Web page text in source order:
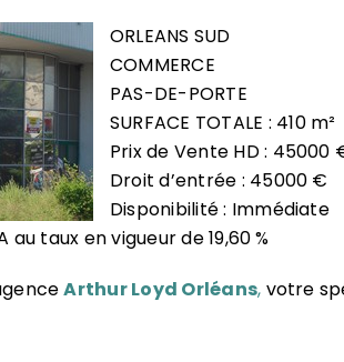
ORLEANS SUD
COMMERCE
PAS-DE-PORTE
SURFACE TOTALE : 410 m²
Prix de Vente HD : 45000
Droit d’entrée : 45000 €
Disponibilité : Immédiate
au taux en vigueur de 19,60 %
Arthur Loyd Orléans, votre